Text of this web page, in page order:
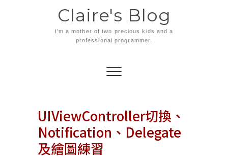
Claire's Blog
I'm a mother of two precious kids and a
professional programmer.
UIViewController切換、
Notification、Delegate
及繪圖練習